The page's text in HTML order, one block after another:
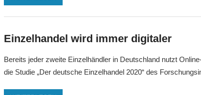
Einzelhandel wird immer digitaler
Bereits jeder zweite Einzelhändler in Deutschland nutzt
die Studie „Der deutsche Einzelhandel 2020“ des